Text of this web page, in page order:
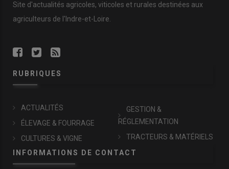
Site d'actualités agricoles, viticoles et rurales destinées aux
agriculteurs de l'Indre-et-Loire.
RUBRIQUES
ACTUALITÉS
ÉLEVAGE & FOURRAGE
CULTURES & VIGNE
GESTION &
RÉGLEMENTATION
TRACTEURS & MATÉRIELS
INFORMATIONS DE CONTACT